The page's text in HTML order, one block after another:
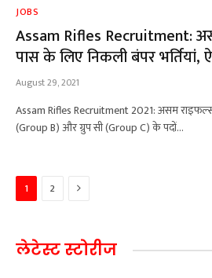
JOBS
Assam Rifles Recruitment:
पास के लिए निकली बंपर
August 29, 2021
Assam Rifles Recruitment 2021: असम
(Group B) और ग्रुप सी (Group C) के पदों…
1 2 Next
लेटेस्ट स्टोरीज